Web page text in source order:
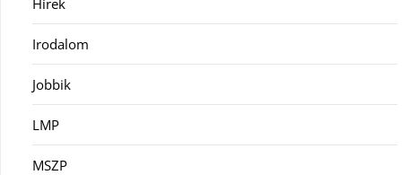
Hírek
Irodalom
Jobbik
LMP
MSZP